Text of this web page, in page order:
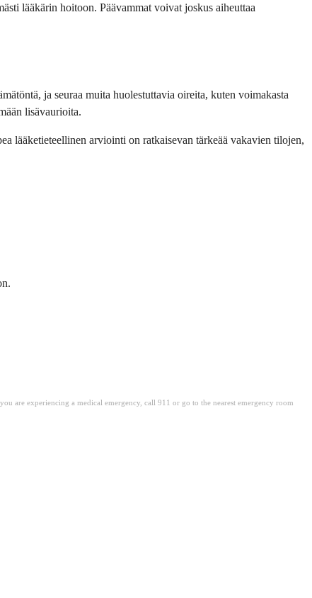
lääkärin hoitoon. Päävammat voivat joskus aiheuttaa
ja seuraa muita huolestuttavia oireita, kuten voimakasta
lisävaurioita.
lääketieteellinen arviointi on ratkaisevan tärkeää vakavien tilojen,
are experiencing a medical emergency, call 911 or go to the nearest emergency room